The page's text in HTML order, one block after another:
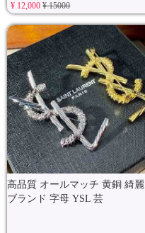
¥ 12,000¥ 15000
高品質 オールマッチ 黄銅 綺麗
ブランド 字母 YSL 芸